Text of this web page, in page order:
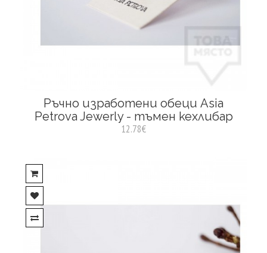
Ръчно изработени обеци Asia
Petrova Jewerly - тъмен кехлибар
12.78€